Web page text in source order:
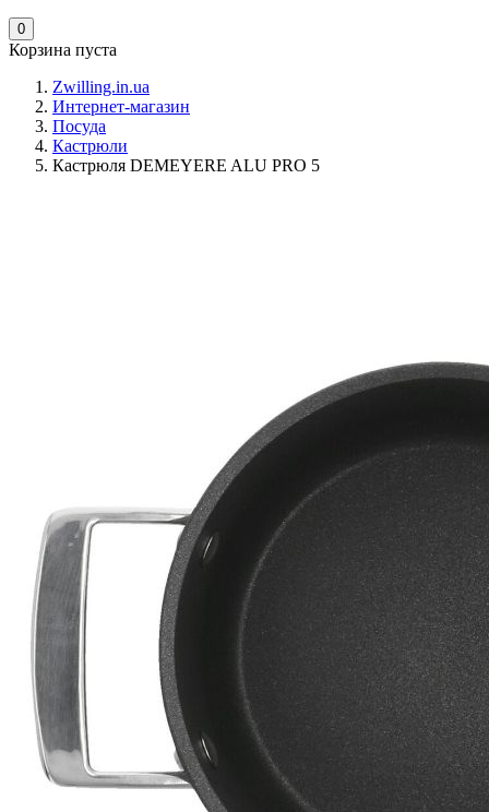
0
Корзина пуста
Zwilling.in.ua
Интернет-магазин
Посуда
Кастрюли
Кастрюля DEMEYERE ALU PRO 5